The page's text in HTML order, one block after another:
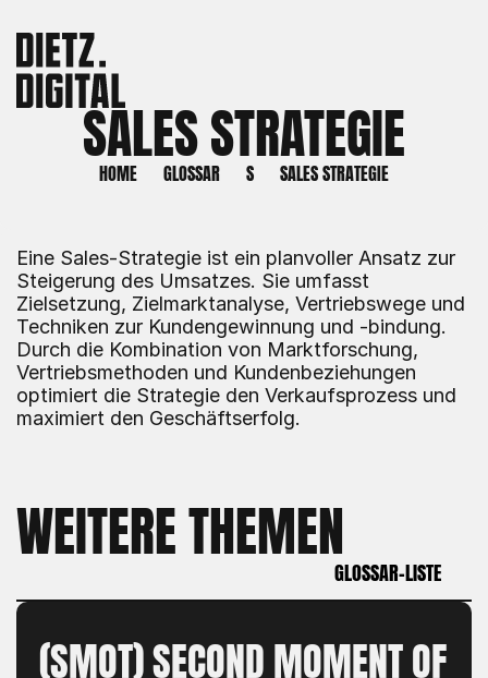
SALES STRATEGIE
HOME GLOSSAR S SALES STRATEGIE
Eine Sales-Strategie ist ein planvoller Ansatz zur
Steigerung des Umsatzes. Sie umfasst
Zielsetzung, Zielmarktanalyse, Vertriebswege und
Techniken zur Kundengewinnung und -bindung.
Durch die Kombination von Marktforschung,
Vertriebsmethoden und Kundenbeziehungen
optimiert die Strategie den Verkaufsprozess und
maximiert den Geschäftserfolg.
WEITERE THEMEN
GLOSSAR-LISTE
GLOSSAR-LISTE
(SMOT) SECOND MOMENT OF